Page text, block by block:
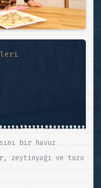
bir havuz
zeytinyağı ve tuzu